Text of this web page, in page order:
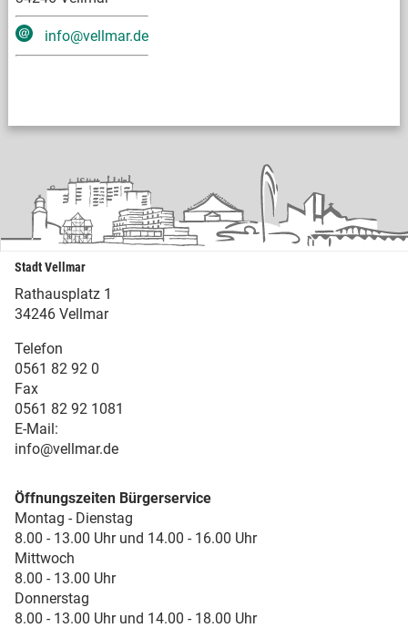
info@vellmar.de
Stadt Vellmar
Rathausplatz 1
34246 Vellmar
Telefon
0561 82 92 0
Fax
0561 82 92 1081
E-Mail:
info@vellmar.de
Öffnungszeiten Bürgerservice
Montag - Dienstag
8.00 - 13.00 Uhr und 14.00 - 16.00 Uhr
Mittwoch
8.00 - 13.00 Uhr
Donnerstag
8.00 - 13.00 Uhr und 14.00 - 18.00 Uhr